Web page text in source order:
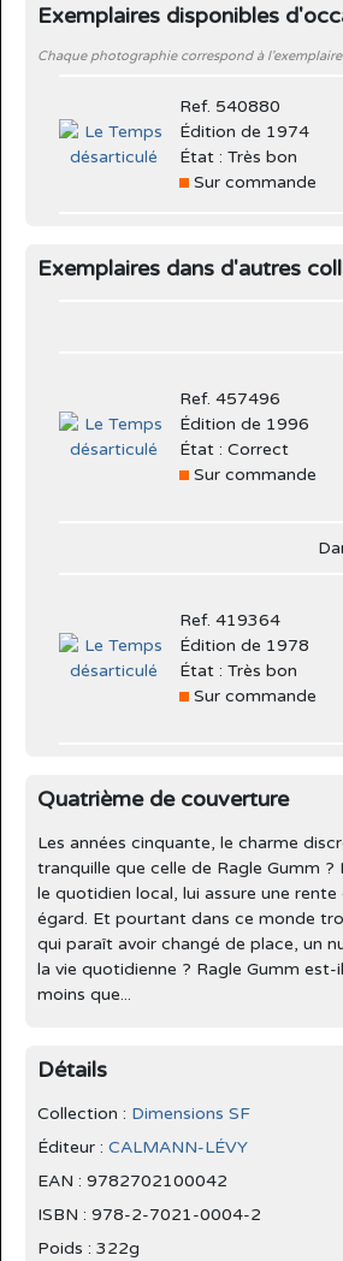
Exemplaires disponibles
Chaque photographie correspond à
Ref. 540880
Édition de 1974
État : Très bon
Sur commande
Exemplaires dans d'autres
Ref. 457496
Édition de 1996
État : Correct
Sur commande
Ref. 419364
Édition de 1978
État : Très bon
Sur commande
Quatrième de couverture
Les années cinquante, le charme
tranquille que celle de Ragle Gumm
le quotidien local, lui assure une
égard. Et pourtant dans ce monde
qui paraît avoir changé de place, un
la vie quotidienne ? Ragle Gumm
moins que...
Détails
Collection : Dimensions SF
Éditeur : CALMANN-LÉVY
EAN : 9782702100042
ISBN : 978-2-7021-0004-2
Poids : 322g